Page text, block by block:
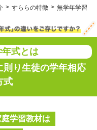
すららの特徴 無学年学習
年式とは
則り生徒の学年相応
式
庭学習教材は